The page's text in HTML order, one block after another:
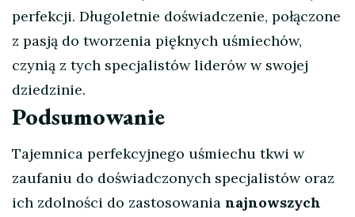
perfekcji. Długoletnie doświadczenie, połączone
z pasją do tworzenia pięknych uśmiechów,
czynią z tych specjalistów liderów w swojej
dziedzinie.
Podsumowanie
Tajemnica perfekcyjnego uśmiechu tkwi w
zaufaniu do doświadczonych specjalistów oraz
ich zdolności do zastosowania najnowszych